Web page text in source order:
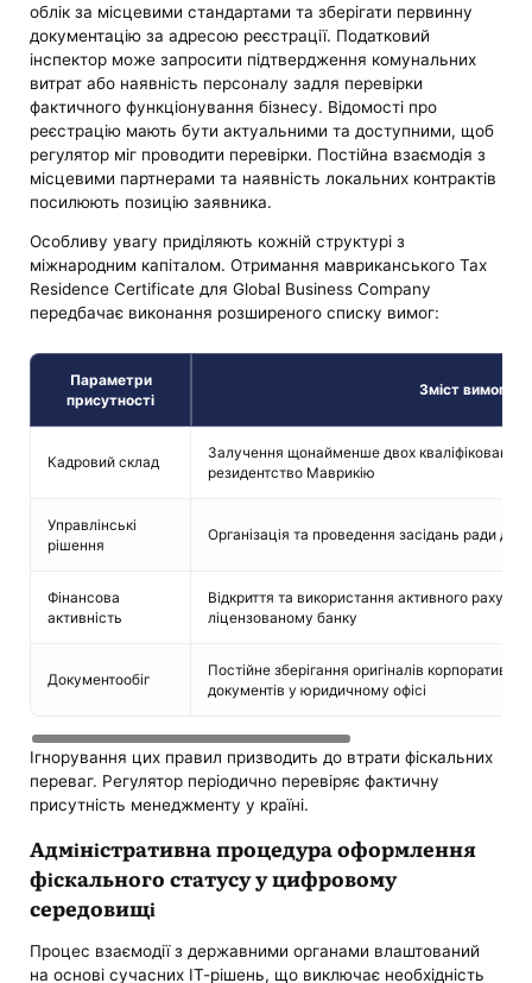
облік за місцевими стандартами та зберігати первинну
документацію за адресою реєстрації. Податковий
інспектор може запросити підтвердження комунальних
витрат або наявність персоналу задля перевірки
фактичного функціонування бізнесу. Відомості про
реєстрацію мають бути актуальними та доступними, щоб
регулятор міг проводити перевірки. Постійна взаємодія з
місцевими партнерами та наявність локальних контрактів
посилюють позицію заявника.
Особливу увагу приділяють кожній структурі з
міжнародним капіталом. Отримання мавриканського Tax
Residence Certificate для Global Business Company
передбачає виконання розширеного списку вимог:
Параметри
присутності
Зміст вимоги
Кадровий склад
Залучення щонайменше двох кваліфікованих
резидентство Маврикію
Управлінські
рішення
Організація та проведення засідань ради
Фінансова
активність
Відкриття та використання активного
ліцензованому банку
Документообіг
Постійне зберігання оригіналів
документів у юридичному офісі
Ігнорування цих правил призводить до втрати фіскальних
переваг. Регулятор періодично перевіряє фактичну
присутність менеджменту у країні.
Адміністративна процедура оформлення
фіскального статусу у цифровому
середовищі
Процес взаємодії з державними органами влаштований
на основі сучасних ІТ-рішень, що виключає необхідність